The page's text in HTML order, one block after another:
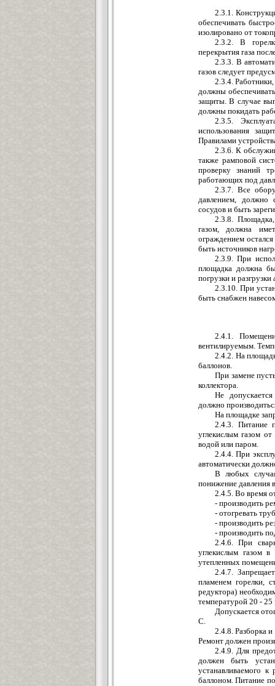
2.3.1.
обеспечивать
изолировано от
2.3.2. В
перекрытия газа
2.3.3. В
газов следует
2.3.4.
должны
защиты. В случае
должны покидать
2.3.5.
использования
Правилами
2.3.6. К
также рамповой
проверку знаний
работающих под
2.3.7. Все
давлением, должно
сосудов и быть
2.3.8.
газом, должна
ограждением
быть источников
2.3.9. При
площадка должна
погрузки и
2.3.10. При
быть снабжен
2.4.1.
вентилируемым.
2.4.2. На
баллонов.
При замене
коллектора.
Не
должно
На площадке
2.4.3. Питание
углекислым газом
водой или паром.
2.4.4. При
автоматически
В любых
понижение давления
2.4.5. Во время
- производить
- отогревать
- производить
- производить
2.4.6. При
углекислым газом в
утепленных
2.4.7.
пламенем горелки,
редуктора)
температурой 20 - 25
Допускается
C.
2.4.8. Разборка
Ремонт должен
2.4.9. Для
должен быть
устанавливаемого
баллоном. Питание